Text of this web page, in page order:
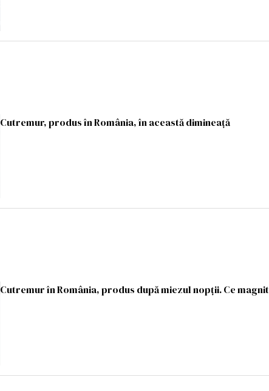
Cutremur, produs în România, în această dimineață
Cutremur în România, produs după miezul nopții. Ce